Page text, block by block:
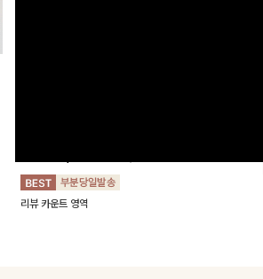
리뷰 카운트 영역